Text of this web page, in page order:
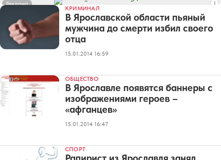
Реклама
КРИМИНАЛ
В Ярославской области пьяный
мужчина до смерти избил своего
отца
15.01.2014 16:59
ОБЩЕСТВО
В Ярославле появятся баннеры с
изображениями героев –
«афганцев»
15.01.2014 16:47
СПОРТ